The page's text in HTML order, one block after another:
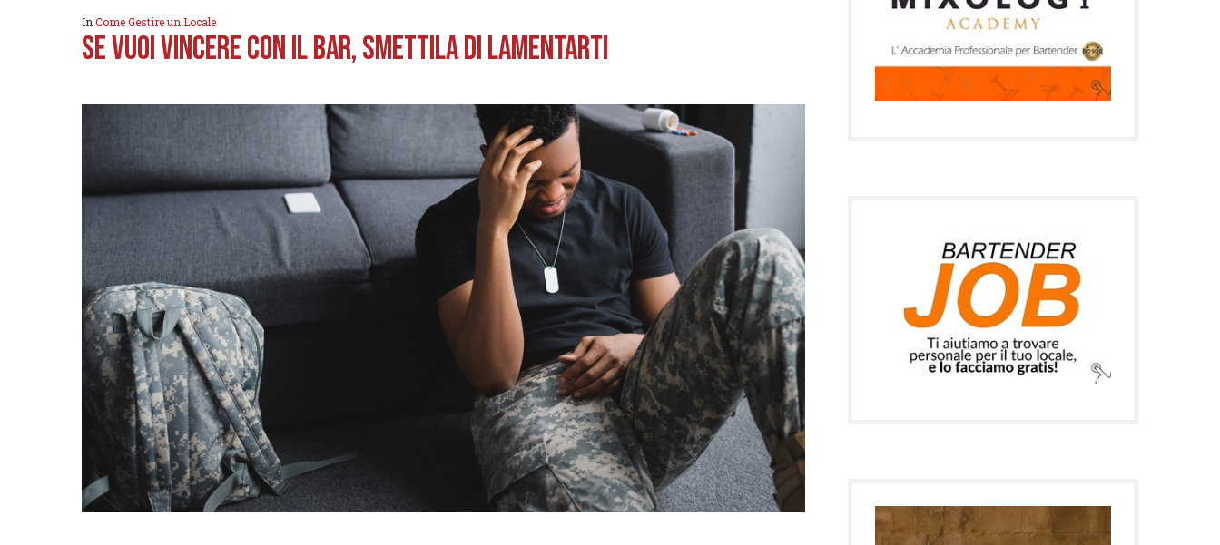
In Come Gestire un Locale
SE VUOI VINCERE CON IL BAR, SMETTILA DI LAMENTARTI